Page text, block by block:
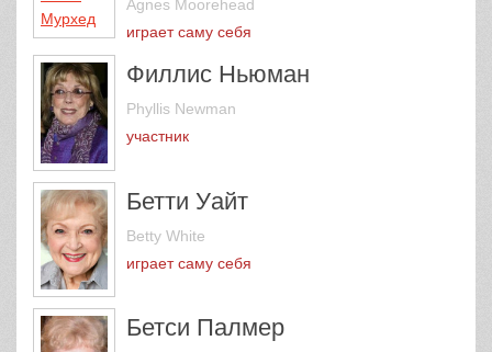
Agnes Moorehead
играет саму себя
Филлис Ньюман
Phyllis Newman
участник
Бетти Уайт
Betty White
играет саму себя
Бетси Палмер